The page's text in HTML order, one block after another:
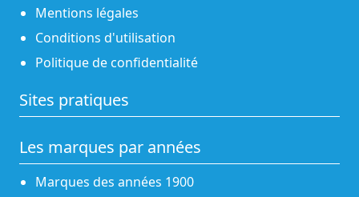
Mentions légales
Conditions d'utilisation
Politique de confidentialité
Sites pratiques
Les marques par années
Marques des années 1900